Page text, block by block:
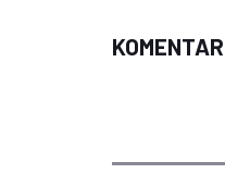
KOMENTAR